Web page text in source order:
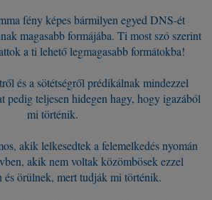
fény képes bármilyen egyed DNS-ét
magasabb formájába. Ti most szó szerint
a ti lehető legmagasabb formátokba!
és a sötétségről prédikálnak mindezzel
pedig teljesen hidegen hagy, hogy igazából
mi történik.
akik lelkesedtek a felemelkedés nyomán
akik nem voltak közömbösek ezzel
és örülnek, mert tudják mi történik.